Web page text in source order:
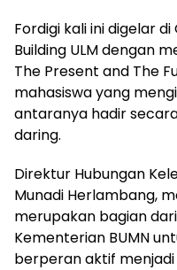
Fordigi kali ini digelar
Building ULM dengan
The Present and The
mahasiswa yang
antaranya hadir
daring.
Direktur Hubungan
Munadi Herlambang,
merupakan bagian
Kementerian BUMN
berperan aktif